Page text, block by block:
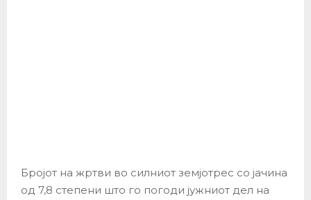
Бројот на жртви во силниот земјотрес со јачина
од 7,8 степени што го погоди јужниот дел на